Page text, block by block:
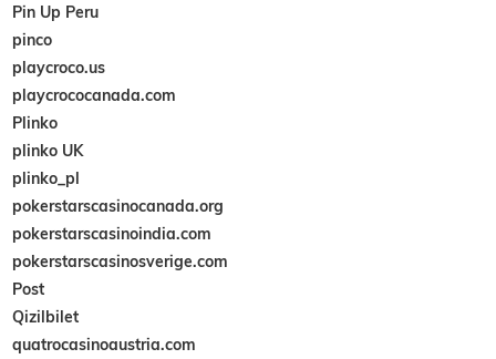
Pin Up Peru
pinco
playcroco.us
playcrococanada.com
Plinko
plinko UK
plinko_pl
pokerstarscasinocanada.org
pokerstarscasinoindia.com
pokerstarscasinosverige.com
Post
Qizilbilet
quatrocasinoaustria.com